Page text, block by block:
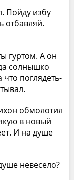
Пойду избу
отбавляй.
гуртом. А он
солнышко
поглядеть-
обмолотил
в новый
И на душе
невесело?